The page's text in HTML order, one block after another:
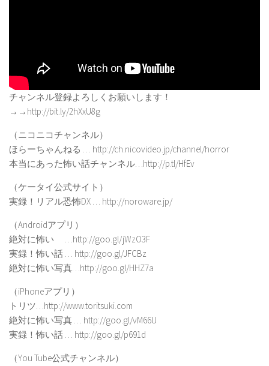
チャンネル登録よろしくお願いします！
→→http://bit.ly/2hXxU8g
（ニコニコチャンネル）
ほらーちゃんねる … http://ch.nicovideo.jp/channel/horror
本当にあった怖い話チャンネル…http://p.tl/HfEv
（ケータイ公式サイト）
実録！リアル恐怖DX … http://noroware.jp/
（Androidアプリ）
絶対に怖い …http://goo.gl/jWzO3F
実録！怖い話 … http://goo.gl/JFCBz
絶対に怖い写真…http://goo.gl/HHZ7a
（iPhoneアプリ）
トリツ…http://www.toritsuki.com
絶対に怖い写真 … http://goo.gl/vM66U
実録！怖い話 … http://goo.gl/p691d
（You Tube公式チャンネル）